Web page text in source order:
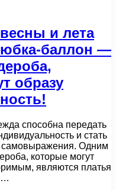
и лета
баллон —
образу
способна передать
и стать
самовыражения. Одним
которые могут
являются платья